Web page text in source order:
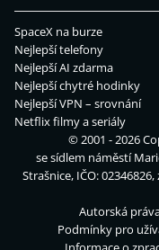
SpaceX na burze
Nejlepší telefony
Nejlepší AI zdarma
Nejlepší chytré hodinky
Nejlepší VPN – srovnání
Netflix filmy a seriály
© 2001 - 2026
se sídlem náměstí
Strašnice, IČO:
Autorská
Podmínky pro